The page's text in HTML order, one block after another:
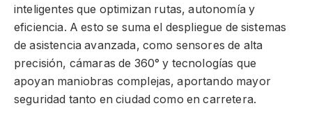
inteligentes que optimizan rutas, autonomía y
eficiencia. A esto se suma el despliegue de sistemas
de asistencia avanzada, como sensores de alta
precisión, cámaras de 360° y tecnologías que
apoyan maniobras complejas, aportando mayor
seguridad tanto en ciudad como en carretera.